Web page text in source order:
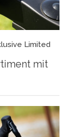
Limited
mit